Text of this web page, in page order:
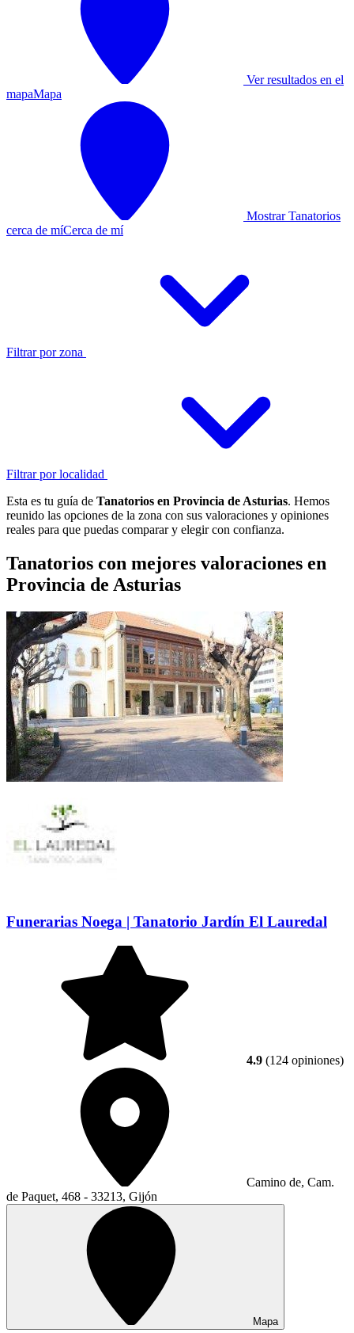
Ver resultados en el
mapaMapa
Mostrar Tanatorios
cerca de míCerca de mí
Filtrar por zona
Filtrar por localidad
Esta es tu guía de Tanatorios en Provincia de Asturias. Hemos
reunido las opciones de la zona con sus valoraciones y opiniones
reales para que puedas comparar y elegir con confianza.
Tanatorios con mejores valoraciones en
Provincia de Asturias
Funerarias Noega | Tanatorio Jardín El Lauredal
4.9 (124 opiniones)
Camino de, Cam.
de Paquet, 468 - 33213, Gijón
Mapa